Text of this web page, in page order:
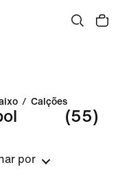
/ Calções
(55)
por